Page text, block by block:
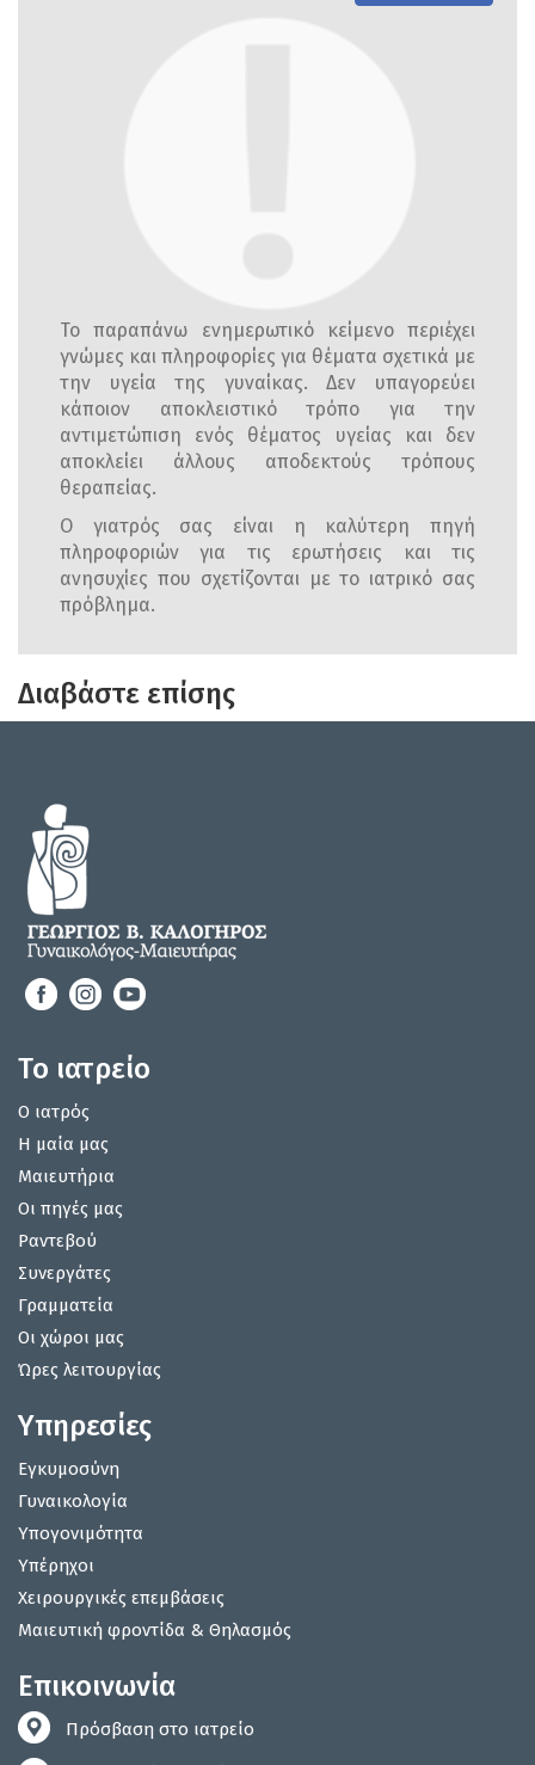
Το παραπάνω ενημερωτικό κείμενο περιέχει
γνώμες και πληροφορίες για θέματα σχετικά με
την υγεία της γυναίκας. Δεν υπαγορεύει
κάποιον αποκλειστικό τρόπο για την
αντιμετώπιση ενός θέματος υγείας και δεν
αποκλείει άλλους αποδεκτούς τρόπους
θεραπείας.
Ο γιατρός σας είναι η καλύτερη πηγή
πληροφοριών για τις ερωτήσεις και τις
ανησυχίες που σχετίζονται με το ιατρικό σας
πρόβλημα.
Διαβάστε επίσης
Το ιατρείο
Ο ιατρός
Η μαία μας
Μαιευτήρια
Οι πηγές μας
Ραντεβού
Συνεργάτες
Γραμματεία
Οι χώροι μας
Ώρες λειτουργίας
Υπηρεσίες
Εγκυμοσύνη
Γυναικολογία
Υπογονιμότητα
Υπέρηχοι
Χειρουργικές επεμβάσεις
Μαιευτική φροντίδα & Θηλασμός
Επικοινωνία
Πρόσβαση στο ιατρείο